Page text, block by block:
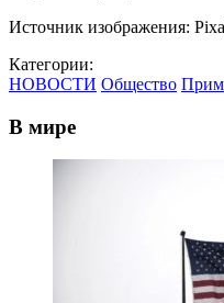
Источник изображения:
Категории:
НОВОСТИ Общество
В мире